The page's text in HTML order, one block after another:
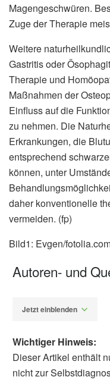
Magengeschwüren.
Zuge der Therapie
Weitere
Gastritis oder
Therapie und
Maßnahmen der
Einfluss auf die
zu nehmen. Die
Erkrankungen, die
entsprechend
können, unter
daher konventionelle
vermeiden. (fp)
Bild1: Evgen/
Autoren- und
Jetzt einblenden
Wichtiger Hinweis:
Dieser Artikel enthält
nicht zur